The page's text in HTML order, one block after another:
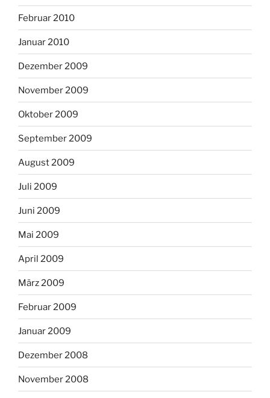
Februar 2010
Januar 2010
Dezember 2009
November 2009
Oktober 2009
September 2009
August 2009
Juli 2009
Juni 2009
Mai 2009
April 2009
März 2009
Februar 2009
Januar 2009
Dezember 2008
November 2008